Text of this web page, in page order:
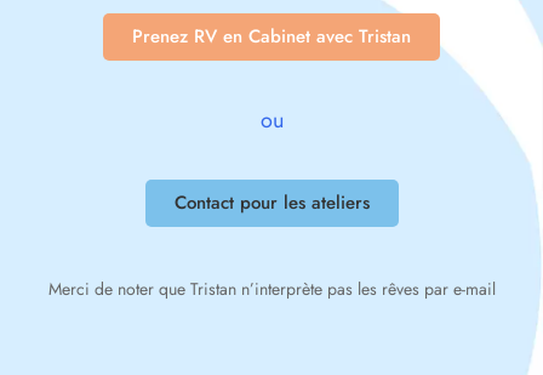
Prenez RV en Cabinet avec Tristan
ou
Contact pour les ateliers
Merci de noter que Tristan n’interprète pas les rêves par e-mail